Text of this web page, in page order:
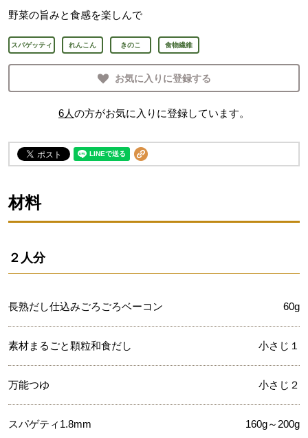
野菜の旨みと食感を楽しんで
スパゲッティ れんこん きのこ 食物繊維
お気に入りに登録する
6人の方がお気に入りに登録しています。
材料
２人分
長熟だし仕込みごろごろベーコン 60g
素材まるごと顆粒和食だし 小さじ１
万能つゆ 小さじ２
スパゲティ1.8mm 160g～200g